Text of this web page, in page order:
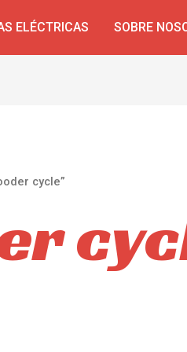
ELÉCTRICAS SOBRE
cycle”